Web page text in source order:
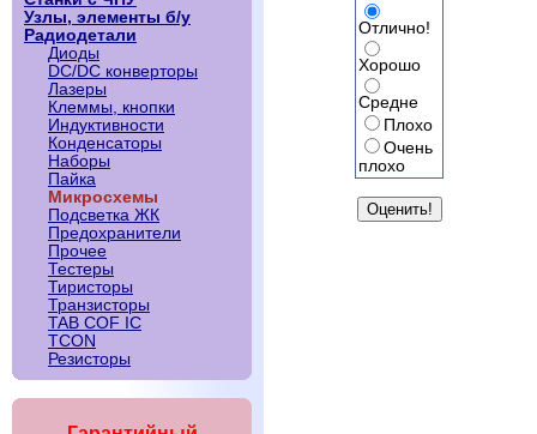
Узлы, элементы б/у
Радиодетали
Диоды
DC/DC конверторы
Лазеры
Клеммы, кнопки
Индуктивности
Конденсаторы
Наборы
Пайка
Микросхемы
Подсветка ЖК
Предохранители
Прочее
Тестеры
Тиристоры
Транзисторы
TAB COF IC
TCON
Резисторы
Отлично!
Хорошо
Средне
Плохо
Очень
плохо